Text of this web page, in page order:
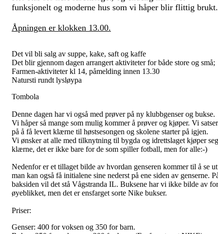
funksjonelt og moderne hus som vi håper blir flittig brukt.
Åpningen er klokken 13.00.
Det vil bli salg av suppe, kake, saft og kaffe
Det blir gjennom dagen arrangert aktiviteter for både store og små;
Farmen-aktiviteter kl 14, påmelding innen 13.30
Natursti rundt lysløypa
Tombola
Denne dagen har vi også med prøver på ny klubbgenser og bukse.
Vi håper så mange som mulig kommer å prøver og kjøper. Vi satser
på å få levert klærne til høstsesongen og skolene starter på igjen.
Vi ønsker at alle med tilknytning til bygda og idrettslaget kjøper seg
klærne, det er ikke bare for de som spiller fotball, men for alle:-)
Nedenfor er et tillaget bilde av hvordan genseren kommer til å se
man kan også få initialene sine nederst på ene siden av genserne.
baksiden vil det stå Vågstranda IL. Buksene har vi ikke bilde av for
øyeblikket, men det er ensfarget sorte Nike bukser.
Priser:
Genser: 400 for voksen og 350 for barn.